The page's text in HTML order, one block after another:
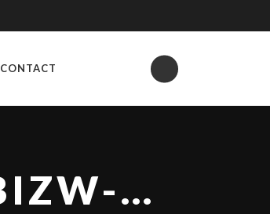
CONTACT
BIZW-2023-LOGOBESTANDEN_BIZW-2023-LOGOBLOK-R-FC